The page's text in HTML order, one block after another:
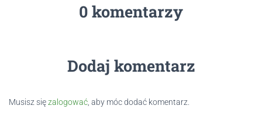
0 komentarzy
Dodaj komentarz
Musisz sięzalogować , aby móc dodać komentarz.